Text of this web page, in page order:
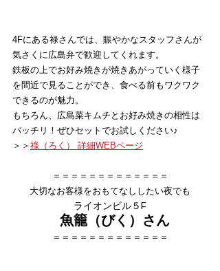
4Fにある禄さんでは、賑やかなスタッフさんが
気さくに広島弁で歓迎してくれます。
鉄板の上でお好み焼きが焼きあがっていく様子
を間近で見ることができ、食べる前もワクワク
できるのが魅力。
もちろん、広島菜キムチとお好み焼きの相性は
バッチリ！ぜひセットでお試しください♪
＞＞ 祿（ろく） 詳細WEBページ
＝＝＝＝＝＝＝＝＝＝＝＝＝
大切なお客様をおもてなししたい夜でも
ライオンビル５F
魚籠（びく）さん
＝＝＝＝＝＝＝＝＝＝＝＝＝